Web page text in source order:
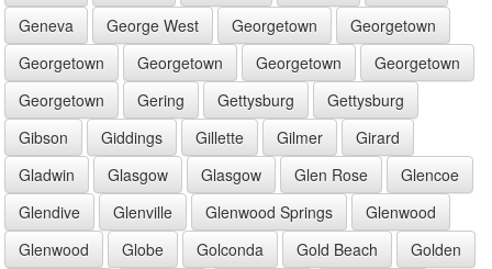
Geneva
George West Georgetown
Georgetown
Georgetown
Georgetown Georgetown
Georgetown
Georgetown
Gering Gettysburg
Gettysburg
Gibson
Giddings Gillette Gilmer
Girard
Gladwin
Glasgow Glasgow Glen Rose
Glencoe
Glendive
Glenville Glenwood Springs
Glenwood
Glenwood
Globe Golconda Gold Beach
Golden